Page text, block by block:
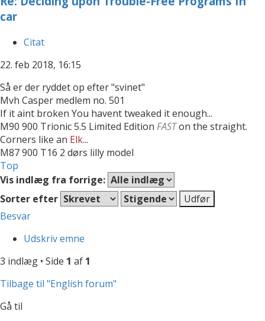
car
Citat
22. feb 2018, 16:15
Så er der ryddet op efter "svinet"
Mvh Casper medlem no. 501
If it aint broken You havent tweaked it enough...
M90 900 Trionic 5.5 Limited Edition FASTon the straight.
Corners like an Elk...
M87 900 T16 2 dørs lilly model
Top
Vis indlæg fra forrige:
Sorter efter
Besvar
Udskriv emne
3 indlæg • Side 1 af 1
Tilbage til "English forum"
Gå til